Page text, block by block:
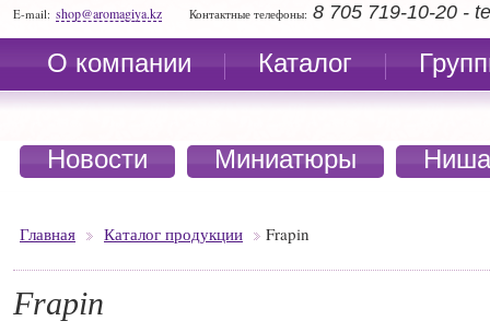
E-mail: shop@aromagiya.kz Контактные телефоны: 8 705 719-10-20 -
О компании Каталог
Новости Миниатюры
Главная Каталог продукции Frapin
Frapin